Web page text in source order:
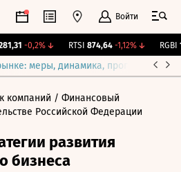
Войти
-0,2%↓ RTSI 874,64 -1,12%↓ RGBI
меры, динамика, прогнозы
компаний / Финансовый
Российской Федерации
развития
бизнеса